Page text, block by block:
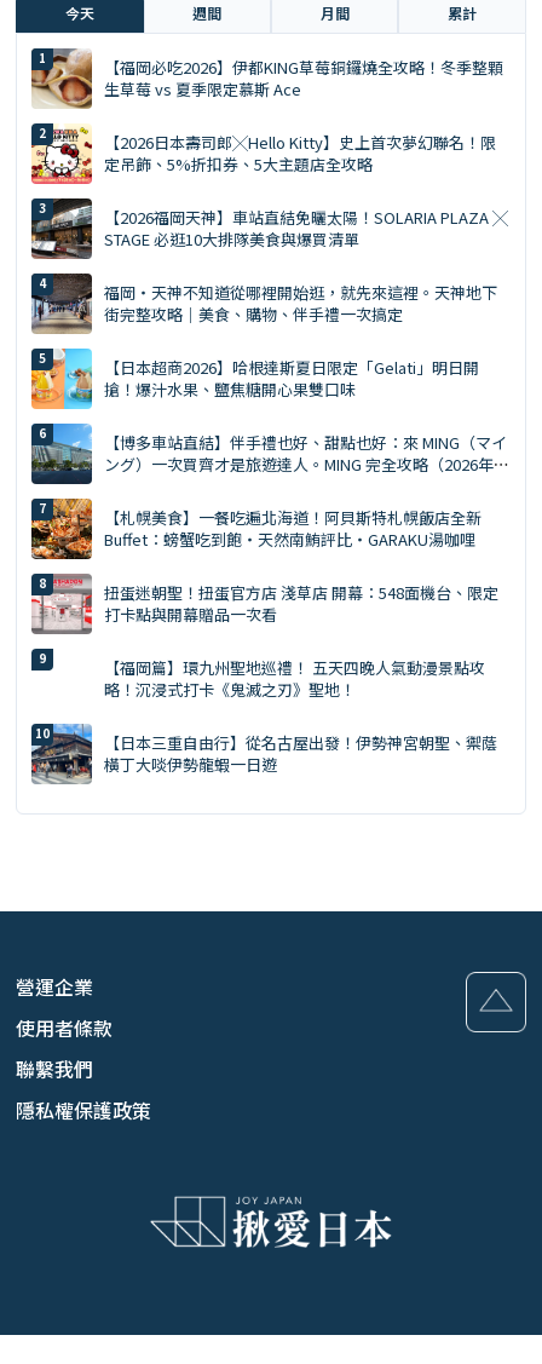
今天 週間 月間 累計
【福岡必吃2026】伊都KING草莓銅鑼燒全攻略！冬季整顆
生草莓 vs 夏季限定慕斯 Ace
【2026日本壽司郎╳Hello Kitty】史上首次夢幻聯名！限
定吊飾、5%折扣券、5大主題店全攻略
【2026福岡天神】車站直結免曬太陽！SOLARIA PLAZA ╳
STAGE 必逛10大排隊美食與爆買清單
福岡・天神不知道從哪裡開始逛，就先來這裡。天神地下
街完整攻略｜美食、購物、伴手禮一次搞定
【日本超商2026】哈根達斯夏日限定「Gelati」明日開
搶！爆汁水果、鹽焦糖開心果雙口味
【博多車站直結】伴手禮也好、甜點也好：來 MING（マイ
ング）一次買齊才是旅遊達人。MING 完全攻略（2026年
【札幌美食】一餐吃遍北海道！阿貝斯特札幌飯店全新
Buffet：螃蟹吃到飽・天然南鮪評比・GARAKU湯咖哩
扭蛋迷朝聖！扭蛋官方店 淺草店 開幕：548面機台、限定
打卡點與開幕贈品一次看
【福岡篇】環九州聖地巡禮！ 五天四晚人氣動漫景點攻
略！沉浸式打卡《鬼滅之刃》聖地！
【日本三重自由行】從名古屋出發！伊勢神宮朝聖、禦蔭
橫丁大啖伊勢龍蝦一日遊
營運企業
使用者條款
聯繫我們
隱私權保護政策